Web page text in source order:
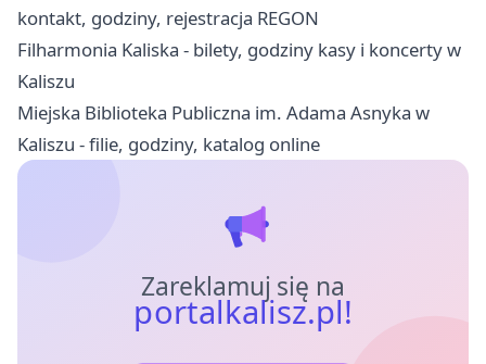
kontakt, godziny, rejestracja REGON
Filharmonia Kaliska - bilety, godziny kasy i koncerty w
Kaliszu
Miejska Biblioteka Publiczna im. Adama Asnyka w
Kaliszu - filie, godziny, katalog online
Zareklamuj się na
portalkalisz.pl!